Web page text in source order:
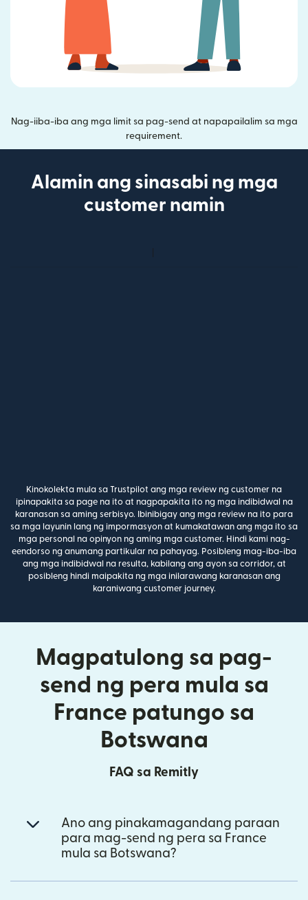
Nag-iiba-iba ang mga limit sa pag-send at napapailalim sa mga
requirement.
Alamin ang sinasabi ng mga
customer namin
Kinokolekta mula sa Trustpilot ang mga review ng customer na
ipinapakita sa page na ito at nagpapakita ito ng mga indibidwal na
karanasan sa aming serbisyo. Ibinibigay ang mga review na ito para
sa mga layunin lang ng impormasyon at kumakatawan ang mga ito sa
mga personal na opinyon ng aming mga customer. Hindi kami nag-
eendorso ng anumang partikular na pahayag. Posibleng mag-iba-iba
ang mga indibidwal na resulta, kabilang ang ayon sa corridor, at
posibleng hindi maipakita ng mga inilarawang karanasan ang
karaniwang customer journey.
Magpatulong sa pag-
send ng pera mula sa
France patungo sa
Botswana
FAQ sa Remitly
Ano ang pinakamagandang paraan
para mag-send ng pera sa France
mula sa Botswana?